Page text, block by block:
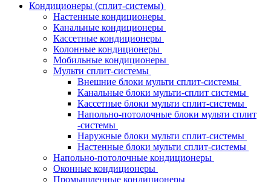
Кондиционеры (сплит-системы)
Настенные кондиционеры
Канальные кондиционеры
Кассетные кондиционеры
Колонные кондиционеры
Мобильные кондиционеры
Мульти сплит-системы
Внешние блоки мульти сплит-системы
Канальные блоки мульти-сплит системы
Кассетные блоки мульти сплит-системы
Напольно-потолочные блоки мульти сплит
-системы
Наружные блоки мульти сплит-системы
Настенные блоки мульти сплит-системы
Напольно-потолочные кондиционеры
Оконные кондиционеры
Промышленные кондиционеры